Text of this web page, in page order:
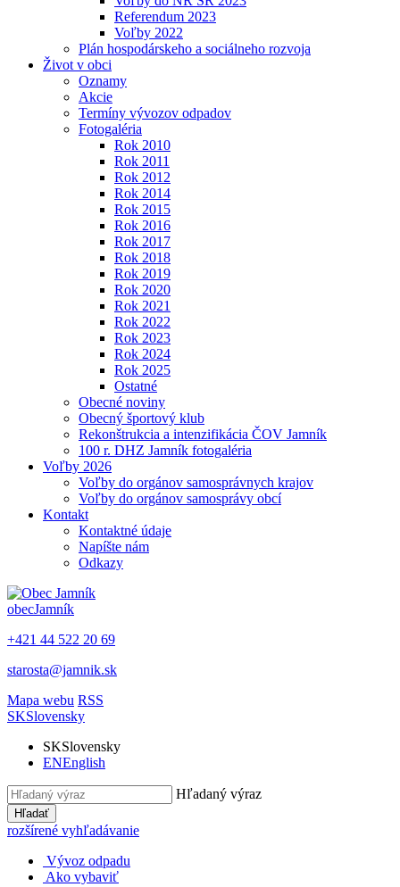
Referendum 2023
Voľby 2022
Plán hospodárskeho a sociálneho rozvoja
Život v obci
Oznamy
Akcie
Termíny vývozov odpadov
Fotogaléria
Rok 2010
Rok 2011
Rok 2012
Rok 2014
Rok 2015
Rok 2016
Rok 2017
Rok 2018
Rok 2019
Rok 2020
Rok 2021
Rok 2022
Rok 2023
Rok 2024
Rok 2025
Ostatné
Obecné noviny
Obecný športový klub
Rekonštrukcia a intenzifikácia ČOV Jamník
100 r. DHZ Jamník fotogaléria
Voľby 2026
Voľby do orgánov samosprávnych krajov
Voľby do orgánov samosprávy obcí
Kontakt
Kontaktné údaje
Napíšte nám
Odkazy
obecJamník
+421 44 522 20 69
starosta@jamnik.sk
Mapa webu RSS
SKSlovensky
SKSlovensky
ENEnglish
Hľadaný výraz
Hľadať
rozšírené vyhľadávanie
Vývoz odpadu
Ako vybaviť